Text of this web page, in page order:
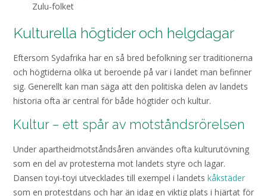
Zulu-folket
Kulturella högtider och helgdagar
Eftersom Sydafrika har en så bred befolkning ser traditionerna
och högtiderna olika ut beroende på var i landet man befinner
sig. Generellt kan man säga att den politiska delen av landets
historia ofta är central för både högtider och kultur.
Kultur – ett spår av motståndsrörelsen
Under apartheidmotståndsåren användes ofta kulturutövning
som en del av protesterna mot landets styre och lagar.
Dansen toyi-toyi utvecklades till exempel i landets kåkstäder
som en protestdans och har än idag en viktig plats i hjärtat för